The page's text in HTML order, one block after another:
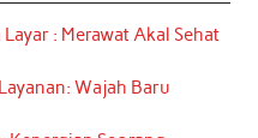
: Merawat Akal Sehat
Wajah Baru